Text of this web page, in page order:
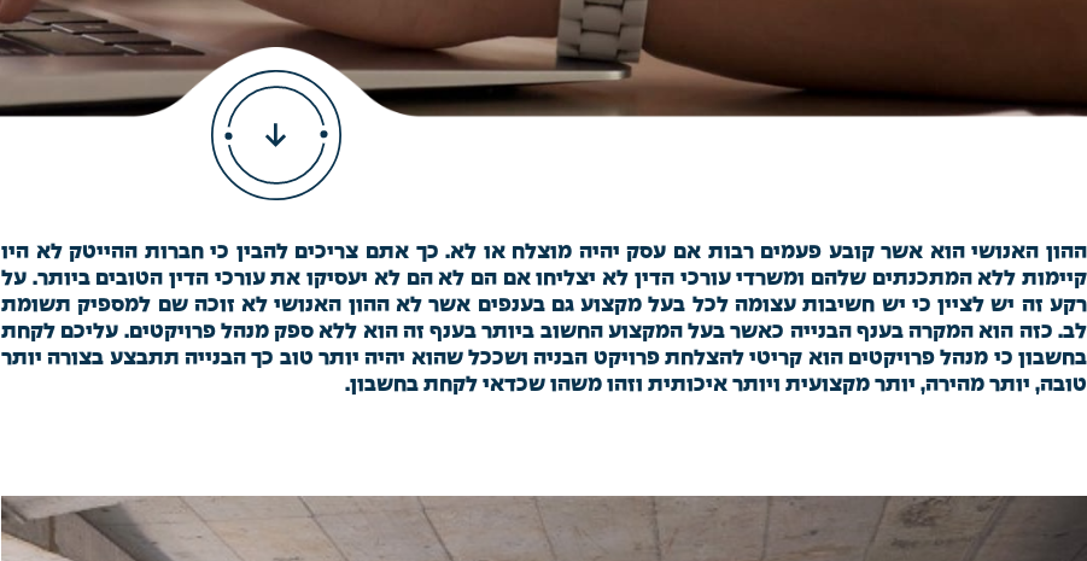
ההון האנושי הוא אשר קובע פעמים רבות אם עסק יהיה מוצלח או לא. כך אתם צריכים להבין כי חברות ההייטק לא היו
קיימות ללא המתכנתים שלהם ומשרדי עורכי הדין לא יצליחו אם הם לא הם לא יעסיקו את עורכי הדין הטובים ביותר. על
רקע זה יש לציין כי יש חשיבות עצומה לכל בעל מקצוע גם בענפים אשר לא ההון האנושי לא זוכה שם למספיק תשומת
לב. כזה הוא המקרה בענף הבנייה כאשר בעל המקצוע החשוב ביותר בענף זה הוא ללא ספק מנהל פרויקטים. עליכם לקחת
בחשבון כי מנהל פרויקטים הוא קריטי להצלחת פרויקט הבניה ושככל שהוא יהיה יותר טוב כך הבנייה תתבצע בצורה יותר
טובה, יותר מהירה, יותר מקצועית ויותר איכותית וזהו משהו שכדאי לקחת בחשבון.